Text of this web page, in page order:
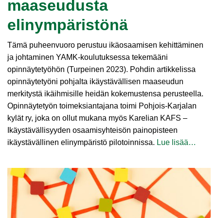
maaseudusta
elinympäristönä
Tämä puheenvuoro perustuu ikäosaamisen kehittäminen
ja johtaminen YAMK-koulutuksessa tekemääni
opinnäytetyöhön (Turpeinen 2023). Pohdin artikkelissa
opinnäytetyöni pohjalta ikäystävällisen maaseudun
merkitystä ikäihmisille heidän kokemustensa perusteella.
Opinnäytetyön toimeksiantajana toimi Pohjois-Karjalan
kylät ry, joka on ollut mukana myös Karelian KAFS –
Ikäystävällisyyden osaamisyhteisön painopisteen
ikäystävällinen elinympäristö pilotoinnissa. Lue lisää…